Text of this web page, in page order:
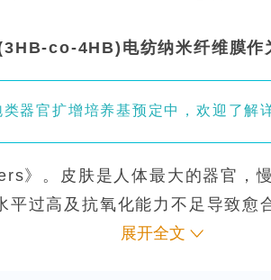
co-4HB)电纺纳米纤维膜作
器官扩增培养基预定中，欢迎了解
》。皮肤是人体最大的器官，
过高及抗氧化能力不足导致愈
迁移。聚乳酸(PLA)生物相容性
展开全文